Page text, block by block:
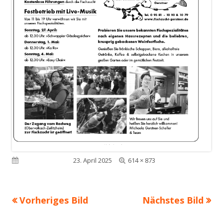
Veröffentlicht am23. April 2025
Volle
614 × 873
Vorheriges Bild Nächstes Bild